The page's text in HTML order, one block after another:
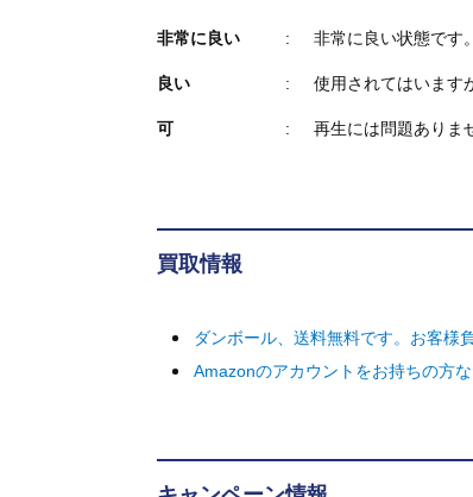
非常に良い 非常に良い状態です
良い 使用されてはいます
可 再生には問題ありま
買取情報
ダンボール、送料無料です。お客様
Amazonのアカウントをお持ちの方